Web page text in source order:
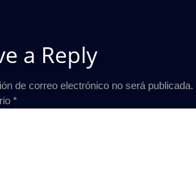
a Reply
de correo electrónico no será publicada.
*